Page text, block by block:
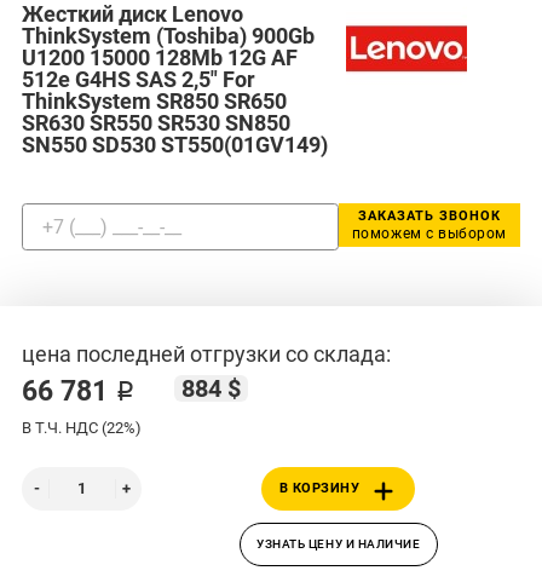
Жесткий диск Lenovo
ThinkSystem (Toshiba) 900Gb
U1200 15000 128Mb 12G AF
512e G4HS SAS 2,5" For
ThinkSystem SR850 SR650
SR630 SR550 SR530 SN850
SN550 SD530 ST550(01GV149)
ЗАКАЗАТЬ ЗВОНОК
поможем с выбором
цена последней отгрузки со склада:
66 781 ₽ 884 $
В Т.Ч. НДС (22%)
В КОРЗИНУ
УЗНАТЬ ЦЕНУ И НАЛИЧИЕ